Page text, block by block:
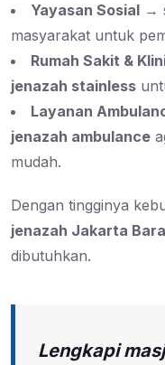
Yayasan Sosial →
masyarakat untuk
Rumah Sakit &
jenazah stainless
Layanan
jenazah ambulance
mudah.
Dengan tingginya
jenazah Jakarta
dibutuhkan.
Lengkapi